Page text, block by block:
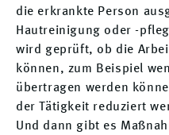
die erkrankte Person
Hautreinigung oder -
wird geprüft, ob die
können, zum Beispiel
übertragen werden
der Tätigkeit reduziert
Und dann gibt es